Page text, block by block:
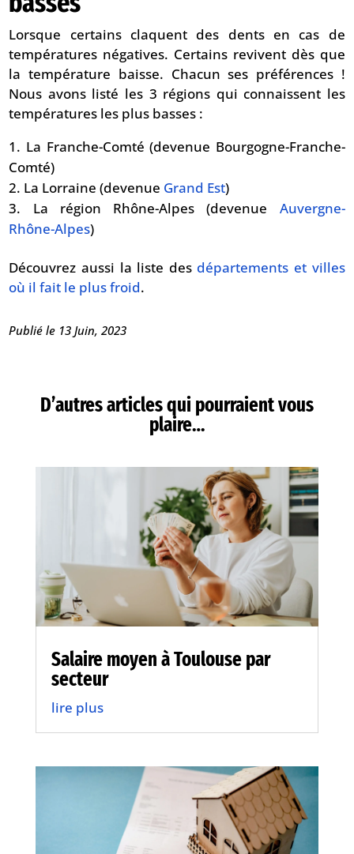
Lorsque certains claquent des dents en cas de
températures négatives. Certains revivent dès que
la température baisse. Chacun ses préférences !
Nous avons listé les 3 régions qui connaissent les
températures les plus basses :
La Franche-Comté (devenue Bourgogne-Franche-
Comté)
La Lorraine (devenue Grand Est)
La région Rhône-Alpes (devenue Auvergne-
Rhône-Alpes)
Découvrez aussi la liste des départements et villes
où il fait le plus froid.
Publié le 13 Juin, 2023
D’autres articles qui pourraient vous
plaire…
Salaire moyen à Toulouse par
secteur
lire plus